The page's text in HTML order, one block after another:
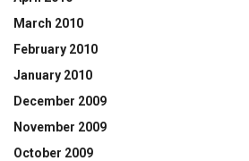
March 2010
February 2010
January 2010
December 2009
November 2009
October 2009